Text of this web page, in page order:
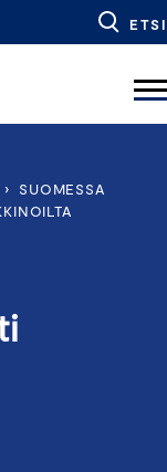
ETSI
›
SUOMESSA